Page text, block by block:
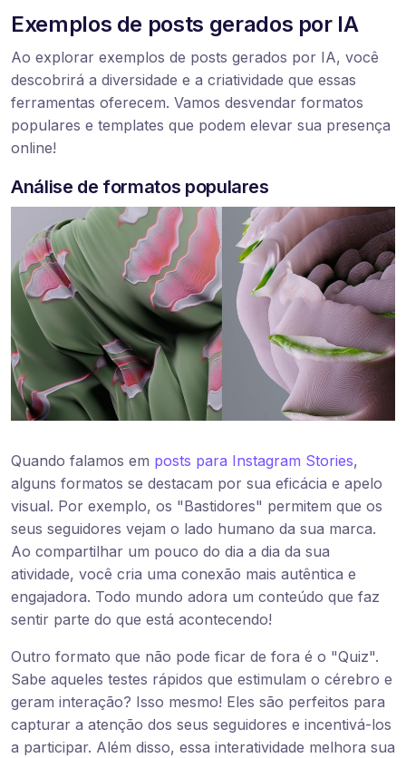
Exemplos de posts gerados por IA
Ao explorar exemplos de posts gerados por IA, você
descobrirá a diversidade e a criatividade que essas
ferramentas oferecem. Vamos desvendar formatos
populares e templates que podem elevar sua presença
online!
Análise de formatos populares
Quando falamos em posts para Instagram Stories,
alguns formatos se destacam por sua eficácia e apelo
visual. Por exemplo, os "Bastidores" permitem que os
seus seguidores vejam o lado humano da sua marca.
Ao compartilhar um pouco do dia a dia da sua
atividade, você cria uma conexão mais autêntica e
engajadora. Todo mundo adora um conteúdo que faz
sentir parte do que está acontecendo!
Outro formato que não pode ficar de fora é o "Quiz".
Sabe aqueles testes rápidos que estimulam o cérebro e
geram interação? Isso mesmo! Eles são perfeitos para
capturar a atenção dos seus seguidores e incentivá-los
a participar. Além disso, essa interatividade melhora sua